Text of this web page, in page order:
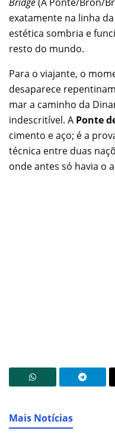
exatamente na linha
estética sombria e
resto do mundo.
Para o viajante, o
desaparece
mar a caminho da
indescritível. A Ponte
cimento e aço; é a
técnica entre duas
onde antes só havia o
Mais Notícias